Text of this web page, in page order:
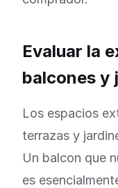
Evaluar la
balcones y
Los espacios
terrazas y
Un balcon que
es